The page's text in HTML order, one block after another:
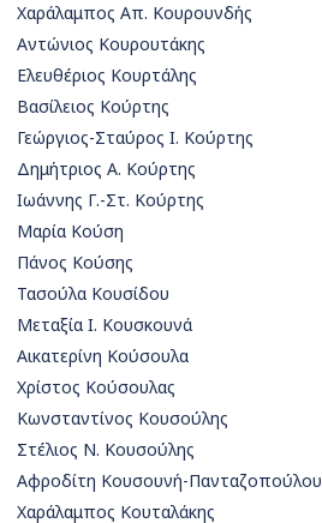
Χαράλαμπος Απ. Κουρουνδής
Αντώνιος Κουρουτάκης
Ελευθέριος Κουρτάλης
Βασίλειος Κούρτης
Γεώργιος-Σταύρος Ι. Κούρτης
Δημήτριος A. Κούρτης
Ιωάννης Γ.-Στ. Κούρτης
Μαρία Κούση
Πάνος Κούσης
Τασούλα Κουσίδου
Μεταξία Ι. Κουσκουνά
Αικατερίνη Κούσουλα
Χρίστος Κούσουλας
Κωνσταντίνος Κουσούλης
Στέλιος Ν. Κουσούλης
Αφροδίτη Κουσουνή-Πανταζοπούλου
Χαράλαμπος Κουταλάκης